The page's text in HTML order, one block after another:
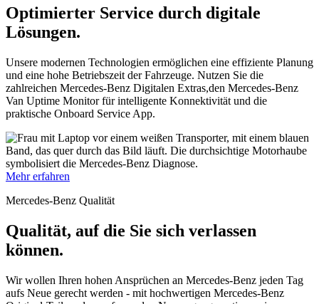
Optimierter Service durch digitale
Lösungen.
Unsere modernen Technologien ermöglichen eine effiziente Planung
und eine hohe Betriebszeit der Fahrzeuge. Nutzen Sie die
zahlreichen Mercedes-Benz Digitalen Extras,den Mercedes-Benz
Van Uptime Monitor für intelligente Konnektivität und die
praktische Onboard Service App.
Mehr erfahren
Mercedes-Benz Qualität
Qualität, auf die Sie sich verlassen
können.
Wir wollen Ihren hohen Ansprüchen an Mercedes-Benz jeden Tag
aufs Neue gerecht werden - mit hochwertigen Mercedes-Benz